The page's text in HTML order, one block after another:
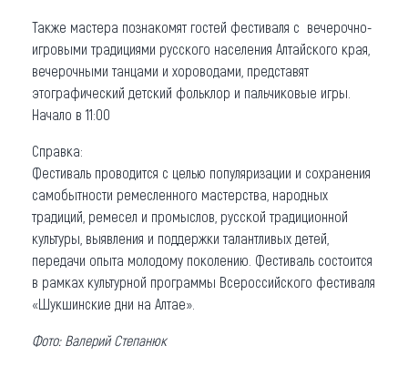
Также мастера познакомят гостей фестиваля с вечерочно-
игровыми традициями русского населения Алтайского края,
вечерочными танцами и хороводами, представят
этографический детский фольклор и пальчиковые игры.
Начало в 11:00
Справка:
Фестиваль проводится с целью популяризации и сохранения
самобытности ремесленного мастерства, народных
традиций, ремесел и промыслов, русской традиционной
культуры, выявления и поддержки талантливых детей,
передачи опыта молодому поколению. Фестиваль состоится
в рамках культурной программы Всероссийского фестиваля
«Шукшинские дни на Алтае».
Фото: Валерий Степанюк